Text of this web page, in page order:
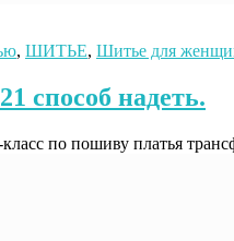
, ШИТЬЕ, Шитье для
способ надеть.
по пошиву платья